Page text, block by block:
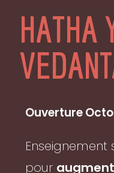
HATHA
Ouverture
pour